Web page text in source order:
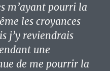
m’ayant pourri la
les croyances
j’y reviendrais
une
de me pourrir la